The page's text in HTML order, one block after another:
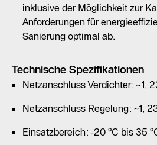
inklusive der Möglichkeit zur
Anforderungen für
Sanierung optimal ab.
Technische Spezifikationen
Netzanschluss Verdichter: ~1,
Netzanschluss Regelung: ~1,
Einsatzbereich: -20 °C bis 35